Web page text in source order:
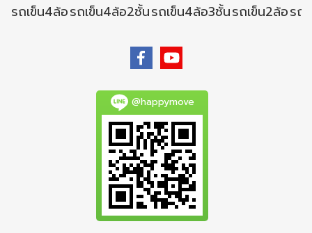
รถเข็น4ล้อรถเข็น4ล้อ2ชั้นรถเข็น4ล้อ3ชั้นรถเข็น2ล้อรถ
@happymove